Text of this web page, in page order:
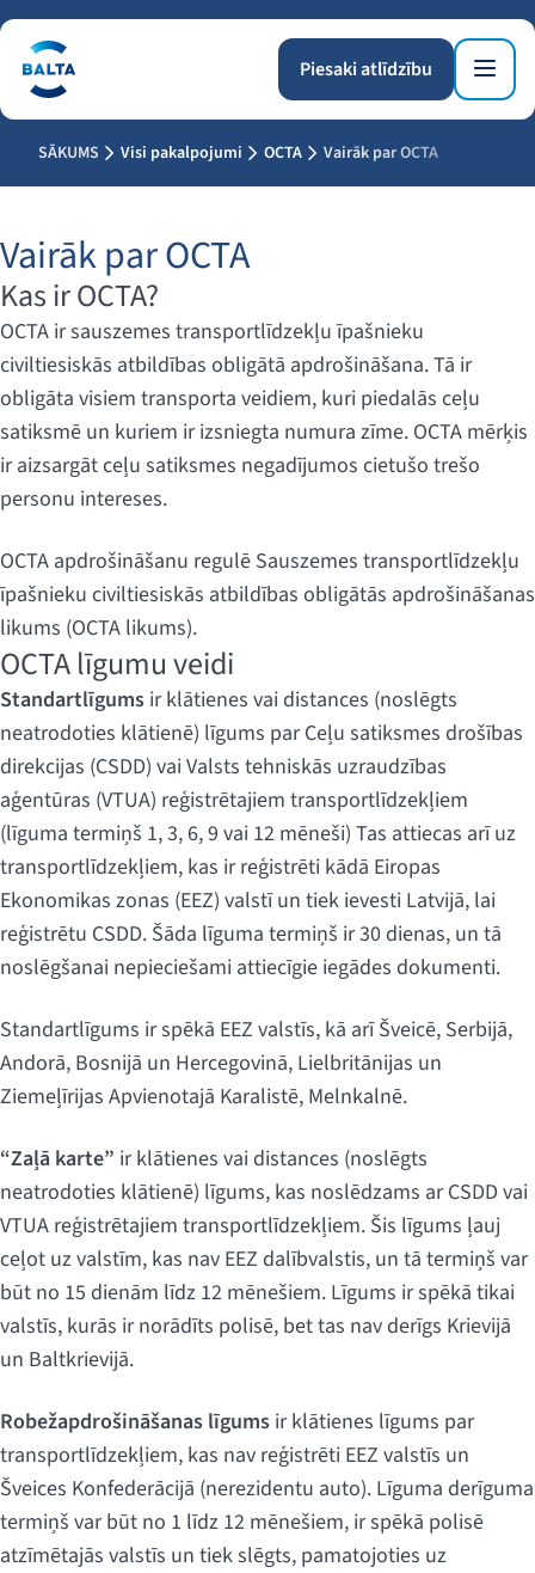
Piesaki atlīdzību
SĀKUMS Visi pakalpojumi OCTA Vairāk par OCTA
Vairāk par OCTA
Kas ir OCTA?
OCTA ir sauszemes transportlīdzekļu īpašnieku
civiltiesiskās atbildības obligātā apdrošināšana. Tā ir
obligāta visiem transporta veidiem, kuri piedalās ceļu
satiksmē un kuriem ir izsniegta numura zīme. OCTA mērķis
ir aizsargāt ceļu satiksmes negadījumos cietušo trešo
personu intereses.
OCTA apdrošināšanu regulē Sauszemes transportlīdzekļu
īpašnieku civiltiesiskās atbildības obligātās apdrošināšanas
likums (OCTA likums).
OCTA līgumu veidi
Standartlīgums ir klātienes vai distances (noslēgts
neatrodoties klātienē) līgums par Ceļu satiksmes drošības
direkcijas (CSDD) vai Valsts tehniskās uzraudzības
aģentūras (VTUA) reģistrētajiem transportlīdzekļiem
(līguma termiņš 1, 3, 6, 9 vai 12 mēneši) Tas attiecas arī uz
transportlīdzekļiem, kas ir reģistrēti kādā Eiropas
Ekonomikas zonas (EEZ) valstī un tiek ievesti Latvijā, lai
reģistrētu CSDD. Šāda līguma termiņš ir 30 dienas, un tā
noslēgšanai nepieciešami attiecīgie iegādes dokumenti.
Standartlīgums ir spēkā EEZ valstīs, kā arī Šveicē, Serbijā,
Andorā, Bosnijā un Hercegovinā, Lielbritānijas un
Ziemeļīrijas Apvienotajā Karalistē, Melnkalnē.
“Zaļā karte” ir klātienes vai distances (noslēgts
neatrodoties klātienē) līgums, kas noslēdzams ar CSDD vai
VTUA reģistrētajiem transportlīdzekļiem. Šis līgums ļauj
ceļot uz valstīm, kas nav EEZ dalībvalstis, un tā termiņš var
būt no 15 dienām līdz 12 mēnešiem. Līgums ir spēkā tikai
valstīs, kurās ir norādīts polisē, bet tas nav derīgs Krievijā
un Baltkrievijā.
Robežapdrošināšanas līgums ir klātienes līgums par
transportlīdzekļiem, kas nav reģistrēti EEZ valstīs un
Šveices Konfederācijā (nerezidentu auto). Līguma derīguma
termiņš var būt no 1 līdz 12 mēnešiem, ir spēkā polisē
atzīmētajās valstīs un tiek slēgts, pamatojoties uz